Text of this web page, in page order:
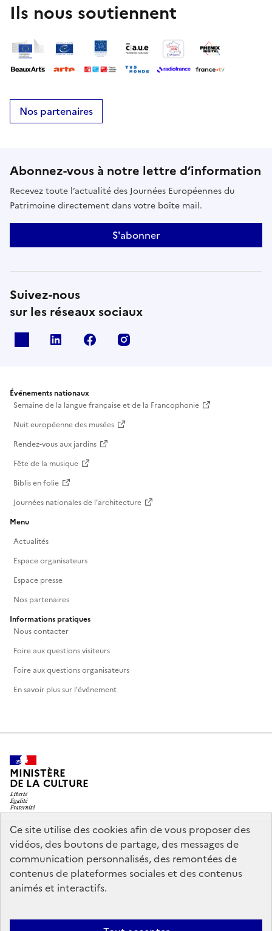
Ce site utilise des cookies afin de vous proposer des
vidéos, des boutons de partage, des messages de
communication personnalisés, des remontées de
contenus de plateformes sociales et des contenus
animés et interactifs.
Ils nous soutiennent
Nos partenaires
Abonnez-vous à notre lettre d’information
Recevez toute l’actualité des Journées Européennes du
Patrimoine directement dans votre boîte mail.
S'abonner
Suivez-nous
sur les réseaux sociaux
Linkedin Facebook
Événements nationaux
Semaine de la langue française et de la Francophonie
Nuit européenne des musées
Rendez-vous aux jardins
Fête de la musique
Biblis en folie
Journées nationales de l'architecture
Menu
Actualités
Espace organisateurs
Espace presse
Nos partenaires
Informations pratiques
Nous contacter
Foire aux questions visiteurs
Foire aux questions organisateurs
En savoir plus sur l'événement
MINISTÈRE
DE LA CULTURE
legifrance.gouv.fr
info.gouv.fr
service-public.gouv.fr
data.gouv.fr
Mentions légales